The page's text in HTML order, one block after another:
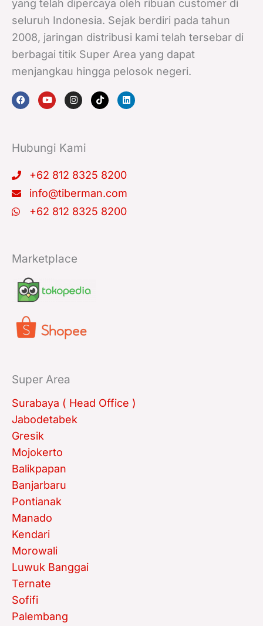
yang telah dipercaya oleh ribuan customer di
seluruh Indonesia. Sejak berdiri pada tahun
2008, jaringan distribusi kami telah tersebar di
berbagai titik Super Area yang dapat
menjangkau hingga pelosok negeri.
a
c
e
k
o
u
t
n
s
t
a
m
i
k
t
i
n
k
Hubungi Kami
+62 812 8325 8200
info@tiberman.com
+62 812 8325 8200
Marketplace
Super Area
Surabaya ( Head Office )
Jabodetabek
Gresik
Mojokerto
Balikpapan
Banjarbaru
Pontianak
Manado
Kendari
Morowali
Luwuk Banggai
Ternate
Sofifi
Palembang